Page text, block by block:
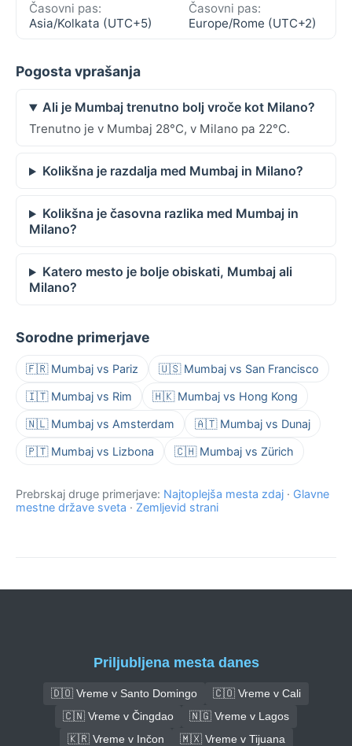
Časovni pas:
Asia/Kolkata (UTC+5)
Časovni pas:
Europe/Rome (UTC+2)
Pogosta vprašanja
Ali je Mumbaj trenutno bolj vroče kot Milano?
Trenutno je v Mumbaj 28°C, v Milano pa 22°C.
Kolikšna je razdalja med Mumbaj in Milano?
Kolikšna je časovna razlika med Mumbaj in
Milano?
Katero mesto je bolje obiskati, Mumbaj ali
Milano?
Sorodne primerjave
🇫🇷 Mumbaj vs Pariz 🇺🇸 Mumbaj vs San Francisco
🇮🇹 Mumbaj vs Rim 🇭🇰 Mumbaj vs Hong Kong
🇳🇱 Mumbaj vs Amsterdam 🇦🇹 Mumbaj vs Dunaj
🇵🇹 Mumbaj vs Lizbona 🇨🇭 Mumbaj vs Zürich
Prebrskaj druge primerjave: Najtoplejša mesta zdaj · Glavne
mestne države sveta · Zemljevid strani
Priljubljena mesta danes
🇩🇴 Vreme v Santo Domingo
🇨🇴 Vreme v Cali
🇨🇳 Vreme v Čingdao
🇳🇬 Vreme v Lagos
🇰🇷 Vreme v Inčon
🇲🇽 Vreme v Tijuana